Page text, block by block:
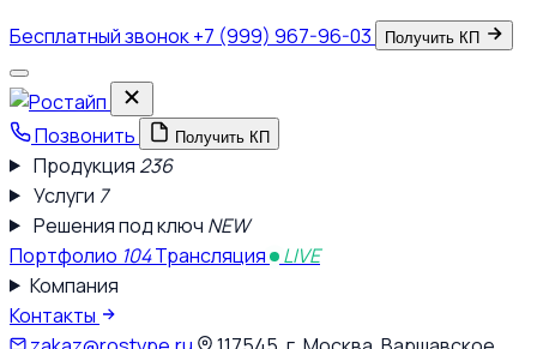
Бесплатный звонок+7 (999) 967-96-03 Получить КП
Позвонить Получить КП
Продукция 236
Услуги 7
Решения под ключ NEW
Портфолио 104Трансляция
LIVE
Компания
Контакты